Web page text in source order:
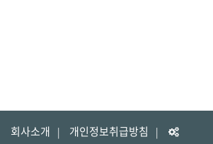
회사소개 개인정보취급방침